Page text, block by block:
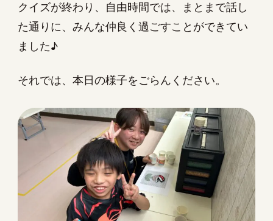
クイズが終わり、自由時間では、まとまで話し
た通りに、みんな仲良く過ごすことができてい
ました♪
それでは、本日の様子をごらんください。